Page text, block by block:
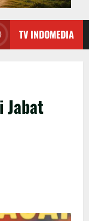
TV INDOMEDIA
Jabat